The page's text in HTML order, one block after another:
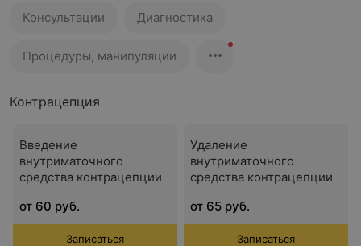
Консультации Диагностика
Процедуры, манипуляции
Контрацепция
Введение
внутриматочного
средства контрацепции
от 60 руб.
Записаться
Удаление
внутриматочного
средства контрацепции
от 65 руб.
Записаться